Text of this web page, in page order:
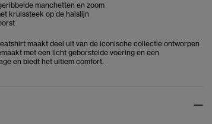
manchetten en zoom
kruissteek op de halslijn
maakt deel uit van de iconische collectie ontworpen
met een licht geborstelde voering en een
en biedt het ultiem comfort.